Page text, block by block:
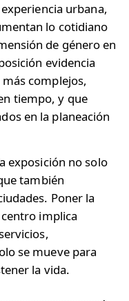
urbana,
lo cotidiano
de género en
evidencia
complejos,
tiempo, y que
en la planeación
exposición no solo
también
Poner la
implica
se mueve para
la vida.